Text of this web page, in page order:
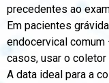
precedentes ao
Em pacientes
endocervical
casos, usar o
A data ideal para a